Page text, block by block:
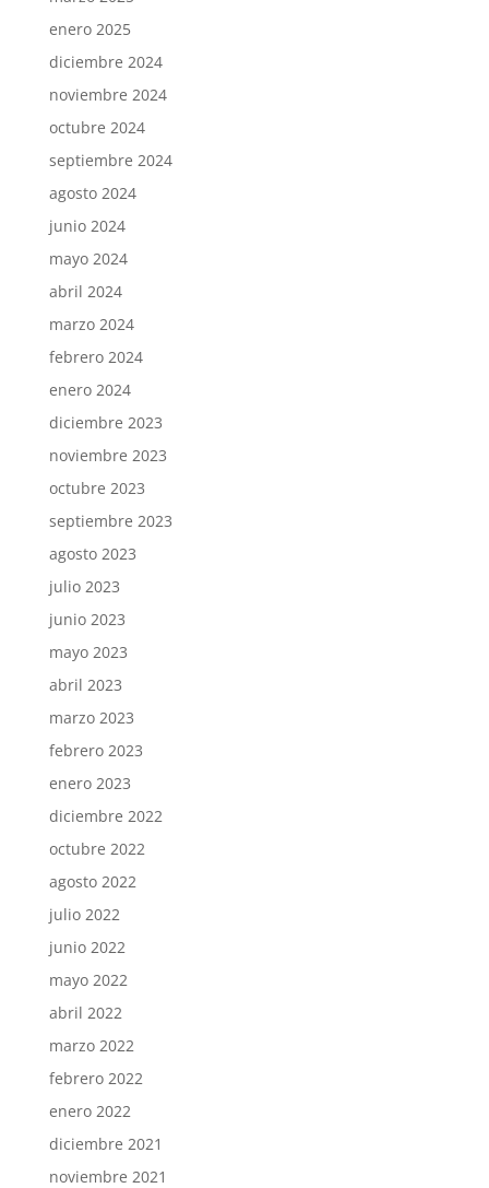
enero 2025
diciembre 2024
noviembre 2024
octubre 2024
septiembre 2024
agosto 2024
junio 2024
mayo 2024
abril 2024
marzo 2024
febrero 2024
enero 2024
diciembre 2023
noviembre 2023
octubre 2023
septiembre 2023
agosto 2023
julio 2023
junio 2023
mayo 2023
abril 2023
marzo 2023
febrero 2023
enero 2023
diciembre 2022
octubre 2022
agosto 2022
julio 2022
junio 2022
mayo 2022
abril 2022
marzo 2022
febrero 2022
enero 2022
diciembre 2021
noviembre 2021